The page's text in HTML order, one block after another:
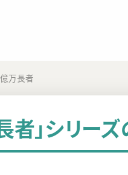
億万長者
者」シリー